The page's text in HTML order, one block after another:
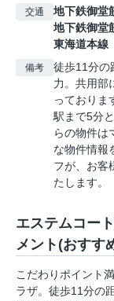
交通 地下鉄御堂
地下鉄御堂
東海道本線
備考
徒歩11分の
力。共用部
っておりま
駅まで5分
らの物件は
な物件情報
フが、お客
たします。
エステムコー
メント(おすす
こだわりポイント
ラザ。徒歩11分の